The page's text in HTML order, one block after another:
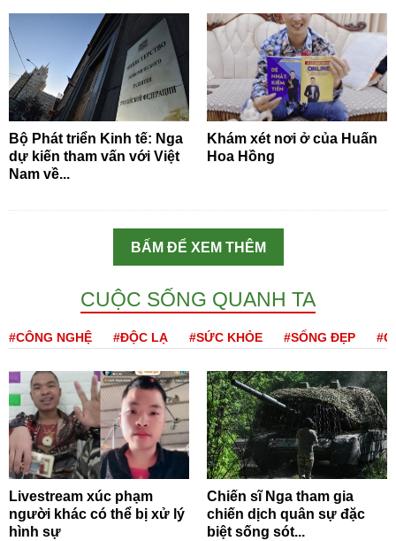
Bộ Phát triển Kinh tế: Nga
dự kiến tham vấn với Việt
Nam về...
Khám xét nơi ở của Huấn
Hoa Hồng
BẤM ĐỂ XEM THÊM
CUỘC SỐNG QUANH TA
#CÔNG NGHỆ #ĐỘC LẠ #SỨC KHỎE #SỐNG ĐẸP
Livestream xúc phạm
người khác có thể bị xử lý
hình sự
Chiến sĩ Nga tham gia
chiến dịch quân sự đặc
biệt sống sót...